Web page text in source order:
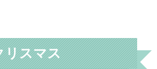
リスマス